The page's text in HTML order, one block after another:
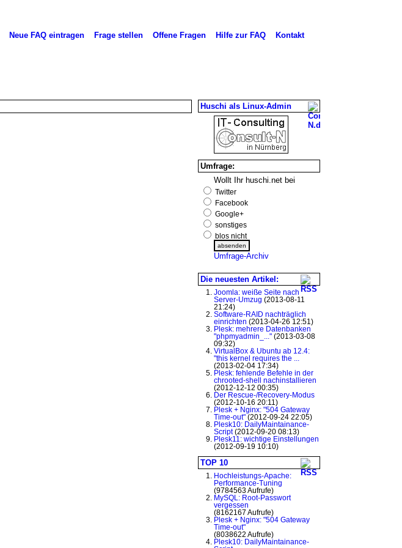
Kontakt
Hilfe zur FAQ
Offene Fragen
Frage stellen
Neue FAQ eintragen
Huschi als Linux-Admin
Umfrage:
Wollt Ihr huschi.net bei
Twitter
Facebook
Google+
sonstiges
blos nicht
Umfrage-Archiv
Die neuesten Artikel:
Joomla: weiße Seite nach
Server-Umzug (2013-08-11
21:24)
Software-RAID nachträglich
einrichten (2013-04-26 12:51)
Plesk: mehrere Datenbanken
"phpmyadmin_..."(2013-03-08
09:32)
VirtualBox & Ubuntu ab 12.4:
"this kernel requires the ...
(2013-02-04 17:34)
Plesk: fehlende Befehle in der
chrooted-shell nachinstallieren
(2012-12-12 00:35)
Der Rescue-/Recovery-Modus
(2012-10-16 20:11)
Plesk + Nginx: "504 Gateway
Time-out"(2012-09-24 22:05)
Plesk10: DailyMaintainance-
Script(2012-09-20 08:13)
Plesk11: wichtige Einstellungen
(2012-09-19 10:10)
TOP 10
Hochleistungs-Apache:
Performance-Tuning
(9784563 Aufrufe)
MySQL: Root-Passwort
vergessen
(8162167 Aufrufe)
Plesk + Nginx: "504 Gateway
Time-out"
(8038622 Aufrufe)
Plesk10: DailyMaintainance-